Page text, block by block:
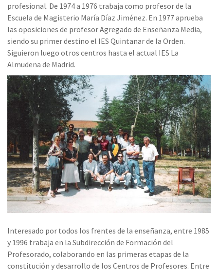
profesional. De 1974 a 1976 trabaja como profesor de la
Escuela de Magisterio María Díaz Jiménez. En 1977 aprueba
las oposiciones de profesor Agregado de Enseñanza Media,
siendo su primer destino el IES Quintanar de la Orden.
Siguieron luego otros centros hasta el actual IES La
Almudena de Madrid.
Interesado por todos los frentes de la enseñanza, entre 1985
y 1996 trabaja en la Subdirección de Formación del
Profesorado, colaborando en las primeras etapas de la
constitución y desarrollo de los Centros de Profesores. Entre